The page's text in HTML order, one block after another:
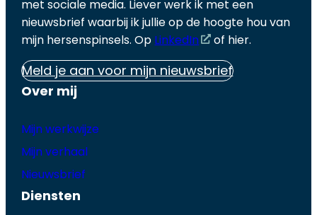
met sociale media. Liever werk ik met een
nieuwsbrief waarbij ik jullie op de hoogte hou van
mijn hersenspinsels. Op LinkedIn of hier.
Meld je aan voor mijn nieuwsbrief
Over mij
Mijn werkwijze
Mijn verhaal
Nieuwsbrief
Diensten